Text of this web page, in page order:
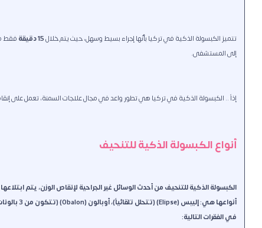
تتميز الكبسولة الذكية في تركيا بأنّها إجراء بسيط وسهل، حيث يتم خلال15 دقيقة
فقط
إلى المستشفى.
إذاً .. الكبسولة الذكية في تركيا هي تطور واعد في مجال علاجات السمنة، تعمل على
أنواع الكبسولة الذكية للتنحيف
في الفقرات التالية: